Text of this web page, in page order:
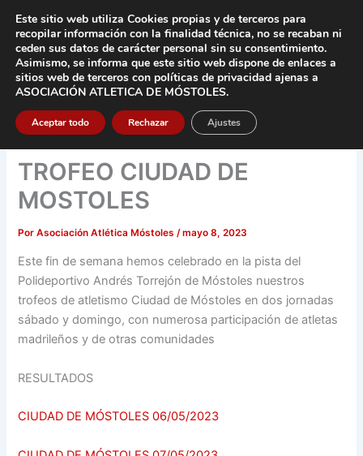
contenido
TROFEO CIUDAD DE
MOSTOLES
PorAsociación Atlética Móstoles/mayo 8, 2023
Este fin de semana hemos celebrado en la pista del
Polideportivo Andrés Torrejón de Móstoles nuestros
trofeos de atletismo Ciudad de Móstoles en dos jornadas
sábado y domingo, con numerosa participación de atletas
madrileños y de otras comunidades
RESULTADOS
CIUDAD DE MÓSTOLES 06/05/2023
Este sitio web utiliza Cookies propias y de terceros para
recopilar información con la finalidad técnica, no se recaban ni
ceden sus datos de carácter personal sin su consentimiento.
Asimismo, se informa que este sitio web dispone de enlaces a
sitios web de terceros con políticas de privacidad ajenas a
ASOCIACIÓN ATLETICA DE MÓSTOLES.
Aceptar todo Rechazar Ajustes